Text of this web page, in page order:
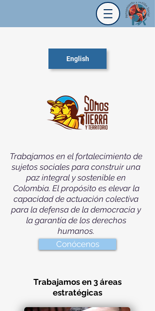
English
Trabajamos en el fortalecimiento de
sujetos sociales para construir una
paz integral y sostenible en
Colombia. El propósito es elevar la
capacidad de actuación colectiva
para la defensa de la democracia y
la garantía de los derechos
humanos.
Conócenos
Trabajamos en 3 áreas
estratégicas